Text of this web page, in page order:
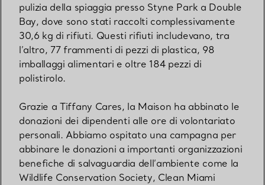
pulizia della spiaggia presso Styne Park a Double
Bay, dove sono stati raccolti complessivamente
30,6 kg di rifiuti. Questi rifiuti includevano, tra
l’altro, 77 frammenti di pezzi di plastica, 98
imballaggi alimentari e oltre 184 pezzi di
polistirolo.
Grazie a Tiffany Cares, la Maison ha abbinato le
donazioni dei dipendenti alle ore di volontariato
personali. Abbiamo ospitato una campagna per
abbinare le donazioni a importanti organizzazioni
benefiche di salvaguardia dell’ambiente come la
Wildlife Conservation Society, Clean Miami